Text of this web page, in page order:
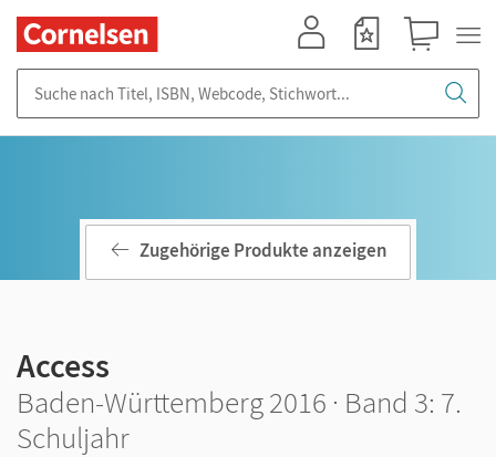
Zugehörige Produkte anzeigen
Access
Baden-Württemberg 2016 · Band 3: 7.
Schuljahr